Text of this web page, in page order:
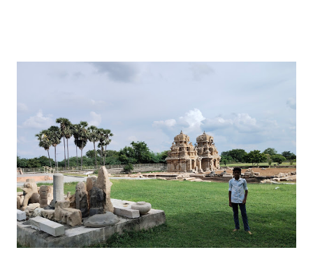
நிகழ்ச்சிகள், கருத்தரங்குகள் மற்றும் உதவிகள் வழங்கும் விழாக்கள்
பல்கலைக்கழகத்தின் சிறப்புக் கல்வி மற்றும் மறுவாழ்வு அறிவியல்
துறை, மற்றும் டாக்டர் அழகப்பா கல்வி அறிவியல் நிறுவனம் , மற்றும்
காரைக்குடி ஹெரிடேஜ் ரோட்டரி கிளப், மற்றும் மாற்றுத்
திறனாளிகளுக்கான மல்டிமோடல் மெட்டீரியல் உற்பத்திக்கான மையம்,
மற்றும் ஐடி மற்றும் ஆட்டிசத்திற்கான அழகப்பா பல்கலைக்கழக
சிறப்புப் பள்ளி சார்பில் இந்த ஆணடு விழா சர்வதேச மாற்று...